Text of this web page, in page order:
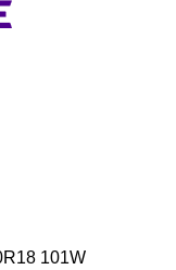
101W